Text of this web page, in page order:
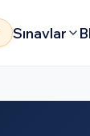
Sınavlar